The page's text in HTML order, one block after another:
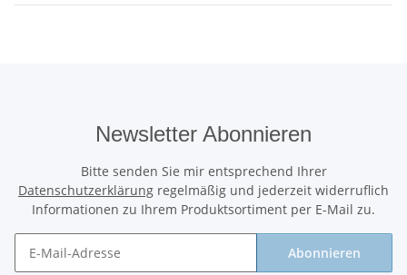
Newsletter Abonnieren
Bitte senden Sie mir entsprechend Ihrer
Datenschutzerklärung regelmäßig und jederzeit widerruflich
Informationen zu Ihrem Produktsortiment per E-Mail zu.
Abonnieren